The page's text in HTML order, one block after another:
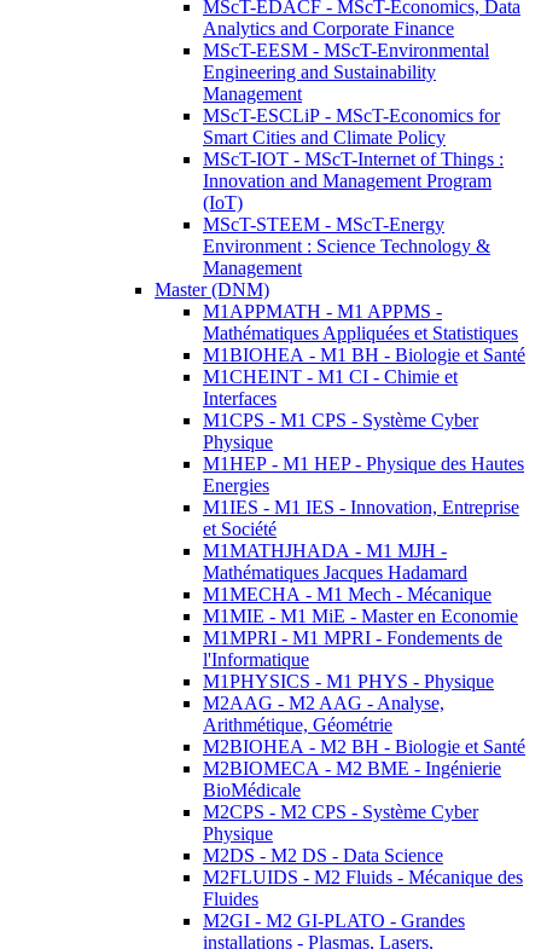
MScT-EDACF - MScT-Economics, Data
Analytics and Corporate Finance
MScT-EESM - MScT-Environmental
Engineering and Sustainability
Management
MScT-ESCLiP - MScT-Economics for
Smart Cities and Climate Policy
MScT-IOT - MScT-Internet of Things :
Innovation and Management Program
(IoT)
MScT-STEEM - MScT-Energy
Environment : Science Technology &
Management
Master (DNM)
M1APPMATH - M1 APPMS -
Mathématiques Appliquées et Statistiques
M1BIOHEA - M1 BH - Biologie et Santé
M1CHEINT - M1 CI - Chimie et
Interfaces
M1CPS - M1 CPS - Système Cyber
Physique
M1HEP - M1 HEP - Physique des Hautes
Energies
M1IES - M1 IES - Innovation, Entreprise
et Société
M1MATHJHADA - M1 MJH -
Mathématiques Jacques Hadamard
M1MECHA - M1 Mech - Mécanique
M1MIE - M1 MiE - Master en Economie
M1MPRI - M1 MPRI - Fondements de
l'Informatique
M1PHYSICS - M1 PHYS - Physique
M2AAG - M2 AAG - Analyse,
Arithmétique, Géométrie
M2BIOHEA - M2 BH - Biologie et Santé
M2BIOMECA - M2 BME - Ingénierie
BioMédicale
M2CPS - M2 CPS - Système Cyber
Physique
M2DS - M2 DS - Data Science
M2FLUIDS - M2 Fluids - Mécanique des
Fluides
M2GI - M2 GI-PLATO - Grandes
installations - Plasmas, Lasers,